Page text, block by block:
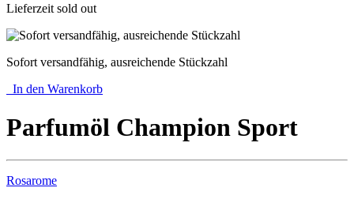
Lieferzeit sold out
Sofort versandfähig, ausreichende Stückzahl
In den Warenkorb
Parfumöl Champion Sport
Rosarome